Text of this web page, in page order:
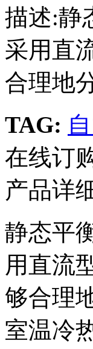
描述:静
采用直
合理地
TAG:
在线订
产品详
静态平
用直流
够合理
室温冷